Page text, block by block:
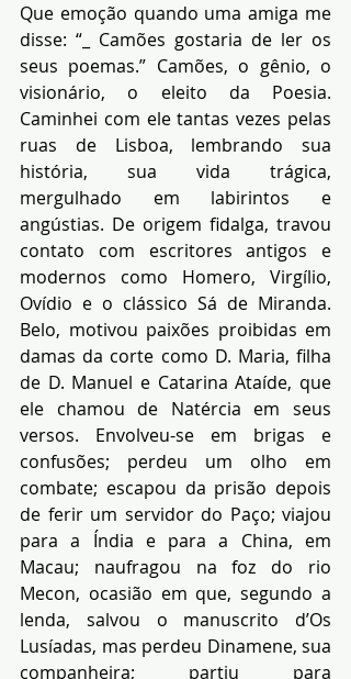
Que emoção quando uma amiga me
disse: “_ Camões gostaria de ler os
seus poemas.” Camões, o gênio, o
visionário, o eleito da Poesia.
Caminhei com ele tantas vezes pelas
ruas de Lisboa, lembrando sua
história, sua vida trágica,
mergulhado em labirintos e
angústias. De origem fidalga, travou
contato com escritores antigos e
modernos como Homero, Virgílio,
Ovídio e o clássico Sá de Miranda.
Belo, motivou paixões proibidas em
damas da corte como D. Maria, filha
de D. Manuel e Catarina Ataíde, que
ele chamou de Natércia em seus
versos. Envolveu-se em brigas e
confusões; perdeu um olho em
combate; escapou da prisão depois
de ferir um servidor do Paço; viajou
para a Índia e para a China, em
Macau; naufragou na foz do rio
Mecon, ocasião em que, segundo a
lenda, salvou o manuscrito d’Os
Lusíadas, mas perdeu Dinamene, sua
companheira; partiu para